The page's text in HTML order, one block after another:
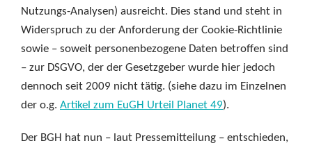
Nutzungs-Analysen) ausreicht. Dies stand und steht in
Widerspruch zu der Anforderung der Cookie-Richtlinie
sowie – soweit personenbezogene Daten betroffen sind
– zur DSGVO, der der Gesetzgeber wurde hier jedoch
dennoch seit 2009 nicht tätig. (siehe dazu im Einzelnen
der o.g. Artikel zum EuGH Urteil Planet 49).
Der BGH hat nun – laut Pressemitteilung – entschieden,